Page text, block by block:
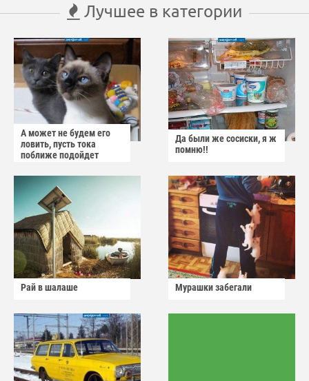
Лучшее в категории
А может не будем его
ловить, пусть тока
поближе подойдет
Да были же сосиски, я ж
помню!!
Рай в шалаше Мурашки забегали